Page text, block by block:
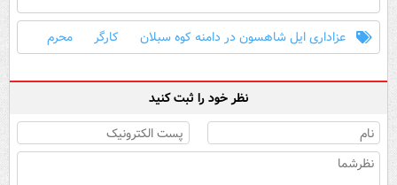
عزاداری ایل شاهسون در دامنه کوه سبلان کارگر محرم
نظر خود را ثبت کنید